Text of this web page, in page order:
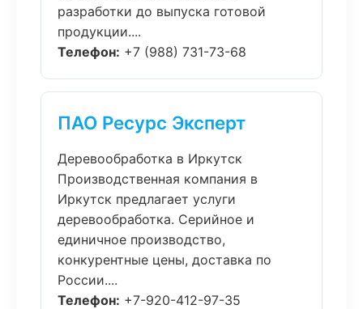
разработки до выпуска готовой
продукции....
Телефон: +7 (988) 731-73-68
ПАО Ресурс Эксперт
Деревообработка в Иркутск
Производственная компания в
Иркутск предлагает услуги
деревообработка. Серийное и
единичное производство,
конкурентные цены, доставка по
России....
Телефон: +7-920-412-97-35